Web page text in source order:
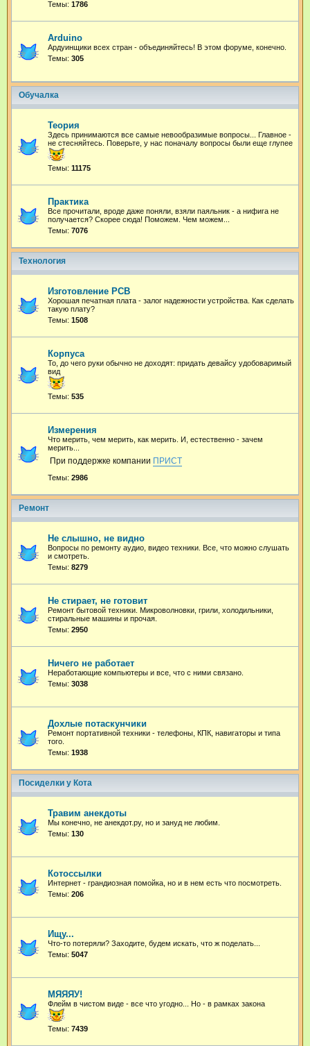
Темы: 1786
Arduino
Ардуинщики всех стран - объединяйтесь! В этом форуме, конечно.
Темы: 305
Обучалка
Теория
Здесь принимаются все самые невообразимые вопросы... Главное -
не стесняйтесь. Поверьте, у нас поначалу вопросы были еще глупее
Темы: 11175
Практика
Все прочитали, вроде даже поняли, взяли паяльник - а нифига не
получается? Скорее сюда! Поможем. Чем можем...
Темы: 7076
Технология
Изготовление PCB
Хорошая печатная плата - залог надежности устройства. Как сделать
такую плату?
Темы: 1508
Корпуса
То, до чего руки обычно не доходят: придать девайсу удобоваримый
вид
Темы: 535
Измерения
Что мерить, чем мерить, как мерить. И, естественно - зачем
мерить...
При поддержке компании ПРИСТ
Темы: 2986
Ремонт
Не слышно, не видно
Вопросы по ремонту аудио, видео техники. Все, что можно слушать
и смотреть.
Темы: 8279
Не стирает, не готовит
Ремонт бытовой техники. Микроволновки, грили, холодильники,
стиральные машины и прочая.
Темы: 2950
Ничего не работает
Неработающие компьютеры и все, что с ними связано.
Темы: 3038
Дохлые потаскунчики
Ремонт портативной техники - телефоны, КПК, навигаторы и типа
того.
Темы: 1938
Посиделки у Кота
Травим анекдоты
Мы конечно, не анекдот.ру, но и зануд не любим.
Темы: 130
Котоссылки
Интернет - грандиозная помойка, но и в нем есть что посмотреть.
Темы: 206
Ищу...
Что-то потеряли? Заходите, будем искать, что ж поделать...
Темы: 5047
МЯЯЯУ!
Флейм в чистом виде - все что угодно... Но - в рамках закона
Темы: 7439